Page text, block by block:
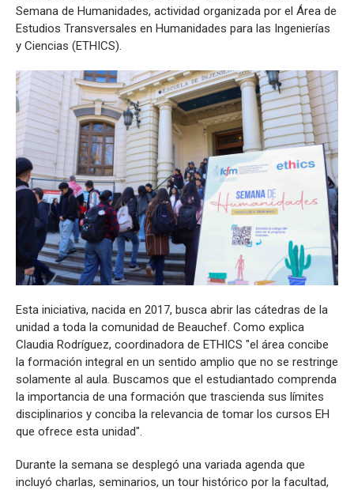
Semana de Humanidades, actividad organizada por el Área de
Estudios Transversales en Humanidades para las Ingenierías
y Ciencias (ETHICS).
Esta iniciativa, nacida en 2017, busca abrir las cátedras de la
unidad a toda la comunidad de Beauchef. Como explica
Claudia Rodríguez, coordinadora de ETHICS "el área concibe
la formación integral en un sentido amplio que no se restringe
solamente al aula. Buscamos que el estudiantado comprenda
la importancia de una formación que trascienda sus límites
disciplinarios y conciba la relevancia de tomar los cursos EH
que ofrece esta unidad".
Durante la semana se desplegó una variada agenda que
incluyó charlas, seminarios, un tour histórico por la facultad,